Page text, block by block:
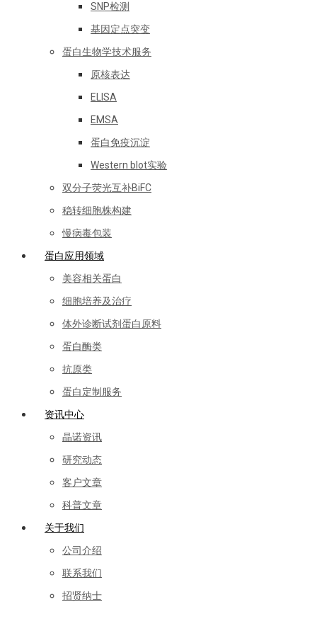
SNP检测
基因定点突变
蛋白生物学技术服务
原核表达
ELISA
EMSA
蛋白免疫沉淀
Western blot实验
双分子荧光互补BiFC
稳转细胞株构建
慢病毒包装
蛋白应用领域
美容相关蛋白
细胞培养及治疗
体外诊断试剂蛋白原料
蛋白酶类
抗原类
蛋白定制服务
资讯中心
晶诺资讯
研究动态
客户文章
科普文章
关于我们
公司介绍
联系我们
招贤纳士